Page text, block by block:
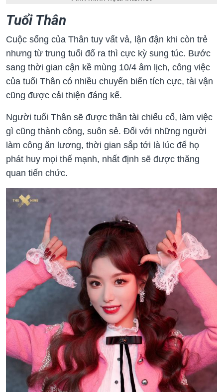
Tuổi Thân
Cuộc sống của Thân tuy vất vả, lận đận khi còn trẻ
nhưng từ trung tuổi đổ ra thì cực kỳ sung túc. Bước
sang thời gian cận kề mùng 10/4 âm lịch, công việc
của tuổi Thân có nhiều chuyển biến tích cực, tài vận
cũng được cải thiện đáng kể.
Người tuổi Thân sẽ được thần tài chiếu cố, làm việc
gì cũng thành công, suôn sẻ. Đối với những người
làm công ăn lương, thời gian sắp tới là lúc để họ
phát huy mọi thế mạnh, nhất định sẽ được thăng
quan tiến chức.